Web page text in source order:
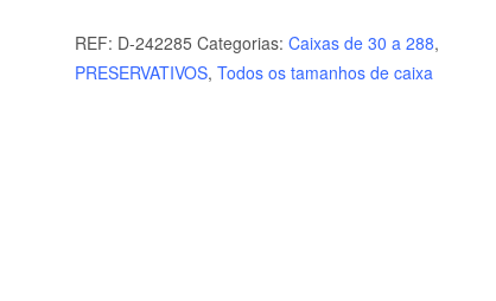
MISTER
SIZE
REF: D-242285 Categorias: Caixas de 30 a 288,
PRESERVATIVOS, Todos os tamanhos de caixa